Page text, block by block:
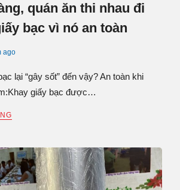
quán ăn thi nhau đi
bạc vì nó an toàn
ago
lại “gây sốt” đến vậy? An toàn khi
giấy bạc được…